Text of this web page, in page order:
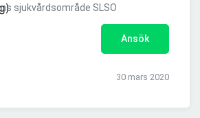
sjukvårdsområde SLSO
Ansök
30 mars 2020